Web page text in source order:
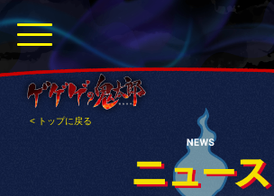
< トップに戻る